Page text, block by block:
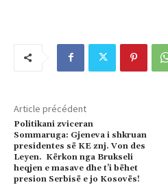
Article précédent
Politikani zviceran
Sommaruga: Gjeneva i shkruan
presidentes së KE znj. Von des
Leyen. Kërkon nga Brukseli
heqjen e masave dhe t’i bëhet
presion Serbisë e jo Kosovës!